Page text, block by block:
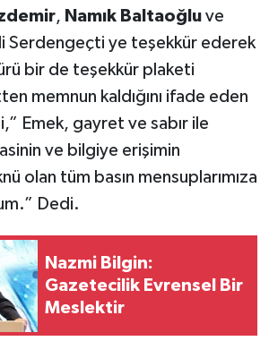
, Namık Baltaoğluve
Serdengeçti ye teşekkür ederek
bir de teşekkür plaketi
memnun kaldığını ifade eden
Emek, gayret ve sabır ile
ve bilgiye erişimin
olan tüm basın mensuplarımıza
Dedi.
Nazmi Bilgin:
Gazetecilik Evrensel Bir
Meslektir